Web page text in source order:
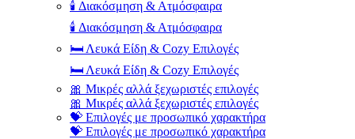
🕯️ Διακόσμηση & Ατμόσφαιρα
🕯️ Διακόσμηση & Ατμόσφαιρα
🛏️ Λευκά Είδη & Cozy Επιλογές
🛏️ Λευκά Είδη & Cozy Επιλογές
🎀 Μικρές αλλά ξεχωριστές επιλογές
🎀 Μικρές αλλά ξεχωριστές επιλογές
💝 Επιλογές με προσωπικό χαρακτήρα
💝 Επιλογές με προσωπικό χαρακτήρα